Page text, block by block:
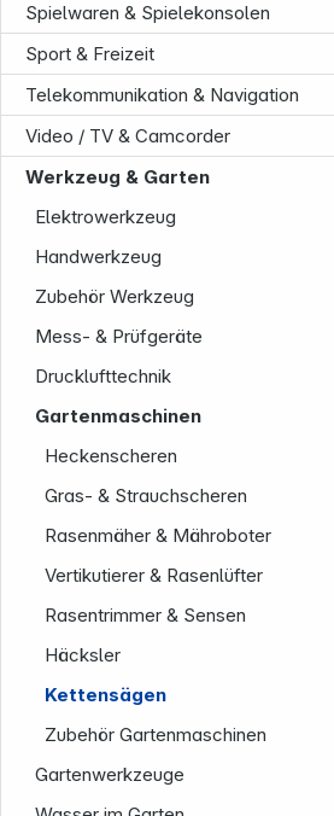
Spielwaren & Spielekonsolen
Sport & Freizeit
Telekommunikation & Navigation
Video / TV & Camcorder
Werkzeug & Garten
Elektrowerkzeug
Handwerkzeug
Zubehör Werkzeug
Mess- & Prüfgeräte
Drucklufttechnik
Gartenmaschinen
Heckenscheren
Gras- & Strauchscheren
Rasenmäher & Mähroboter
Vertikutierer & Rasenlüfter
Rasentrimmer & Sensen
Häcksler
Kettensägen
Zubehör Gartenmaschinen
Gartenwerkzeuge
Unternehmen